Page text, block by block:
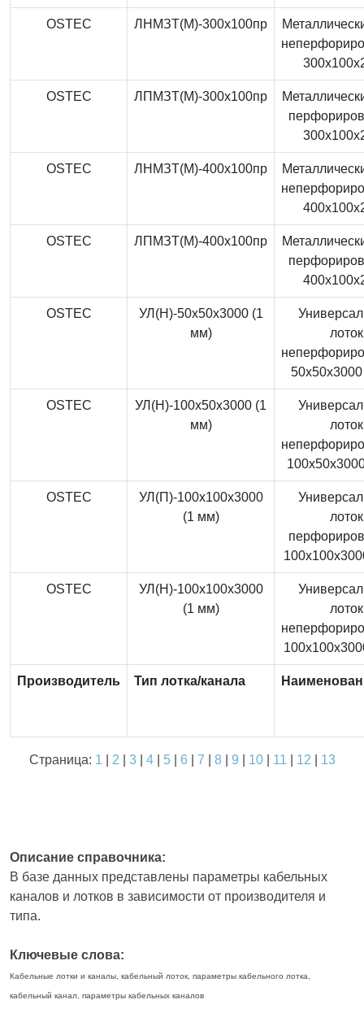
OSTEC ЛНМЗТ(М)-300x100пр
OSTEC ЛПМЗТ(М)-300x100пр
OSTEC ЛНМЗТ(М)-400x100пр
OSTEC ЛПМЗТ(М)-400x100пр
OSTEC
УЛ(Н)-50x50x3000 (1
мм)
лоток
OSTEC
УЛ(Н)-100x50x3000 (1
мм)
лоток
OSTEC
УЛ(П)-100x100x3000
(1 мм)
лоток
OSTEC
УЛ(Н)-100x100x3000
(1 мм)
лоток
Производитель Тип лотка/канала
Страница: 1 2 3| 4| 5| 6 7 8| 9 10| 11 12 13
Описание справочника:
В базе данных представлены параметры кабельных
каналов и лотков в зависимости от производителя и
типа.
Ключевые слова:
Кабельные лотки и каналы, кабельный лоток, параметры кабельного лотка,
кабельный канал, параметры кабельных каналов